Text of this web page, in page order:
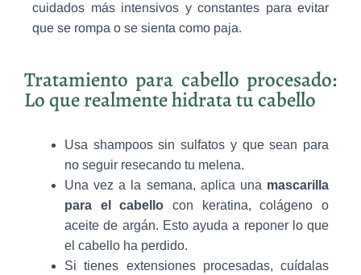
cuidados más intensivos y constantes para evitar
que se rompa o se sienta como paja.
Tratamiento para cabello procesado:
Lo que realmente hidrata tu cabello
Usa shampoos sin sulfatos y que sean para
no seguir resecando tu melena.
Una vez a la semana, aplica una mascarilla
para el cabello con keratina, colágeno o
aceite de argán. Esto ayuda a reponer lo que
el cabello ha perdido.
Si tienes extensiones procesadas, cuídalas